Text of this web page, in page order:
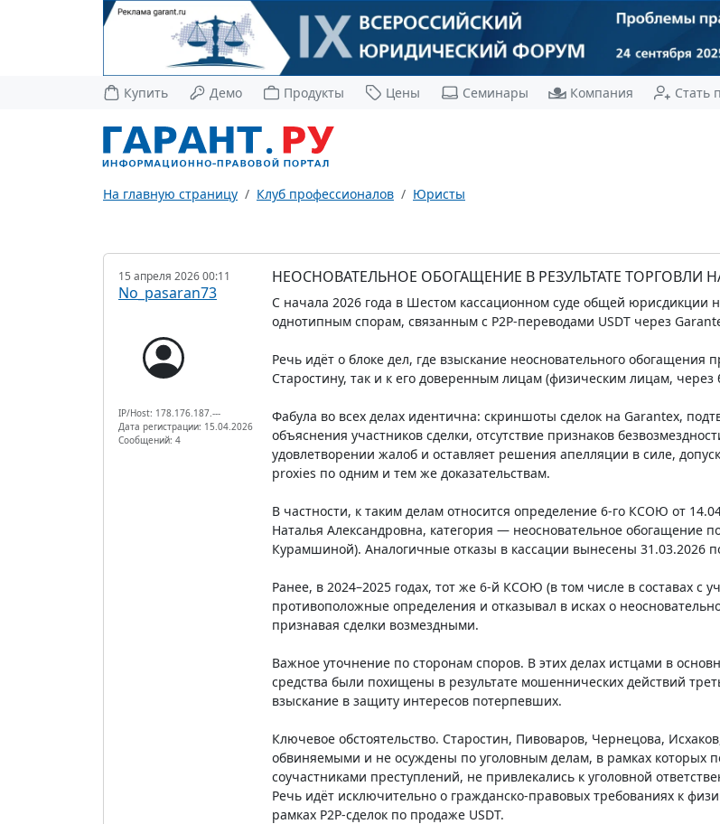
Купить Демо Продукты Цены Семинары Компания Стать
На главную страницу Клуб профессионалов Юристы
15 апреля 2026 00:11
No_pasaran73
IP/Host: 178.176.187.---
Дата регистрации: 15.04.2026
Сообщений: 4
НЕОСНОВАТЕЛЬНОЕ ОБОГАЩЕНИЕ В РЕЗУЛЬТАТЕ ТОРГОВЛИ
С начала 2026 года в Шестом кассационном суде общей юрисдикции
однотипным спорам, связанным с P2P-переводами USDT через
Речь идёт о блоке дел, где взыскание неосновательного
Старостину, так и к его доверенным лицам (физическим лицам,
Фабула во всех делах идентична: скриншоты сделок на Garantex,
объяснения участников сделки, отсутствие признаков
удовлетворении жалоб и оставляет решения апелляции в силе,
proxies по одним и тем же доказательствам.
В частности, к таким делам относится определение 6-го КСОЮ от
Наталья Александровна, категория — неосновательное обогащение
Курамшиной). Аналогичные отказы в кассации вынесены 31.03.2026
Ранее, в 2024–2025 годах, тот же 6-й КСОЮ (в том числе в составах с
противоположные определения и отказывал в исках о
признавая сделки возмездными.
Важное уточнение по сторонам споров. В этих делах истцами в
средства были похищены в результате мошеннических действий
взыскание в защиту интересов потерпевших.
Ключевое обстоятельство. Старостин, Пивоваров, Чернецова,
обвиняемыми и не осуждены по уголовным делам, в рамках
соучастниками преступлений, не привлекались к уголовной
Речь идёт исключительно о гражданско-правовых требованиях к
рамках P2P-сделок по продаже USDT.